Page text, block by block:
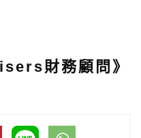
財務顧問》